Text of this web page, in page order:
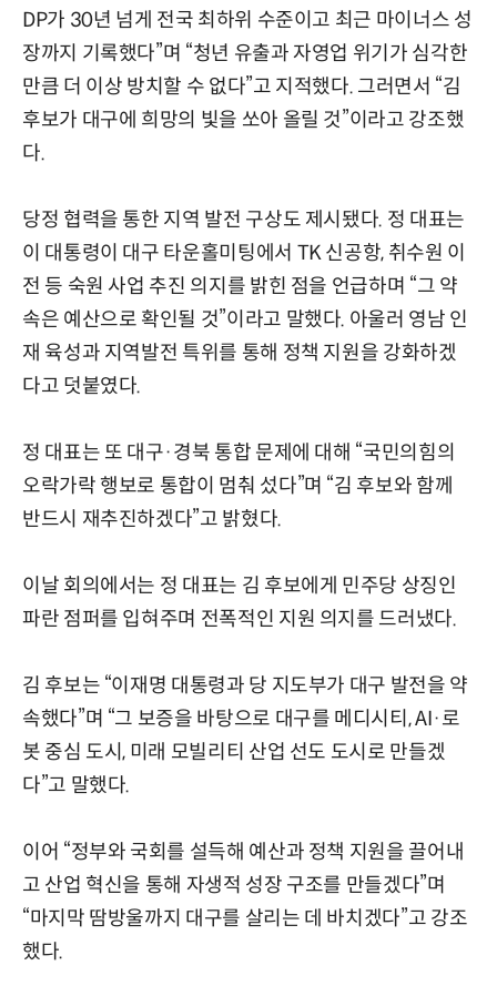
DP가 30년 넘게 전국 최하위 수준이고 최근 마이너스 성
장까지 기록했다”며 “청년 유출과 자영업 위기가 심각한
만큼 더 이상 방치할 수 없다”고 지적했다. 그러면서 “김
후보가 대구에 희망의 빛을 쏘아 올릴 것”이라고 강조했
다.
당정 협력을 통한 지역 발전 구상도 제시됐다. 정 대표는
이 대통령이 대구 타운홀미팅에서 TK 신공항, 취수원 이
전 등 숙원 사업 추진 의지를 밝힌 점을 언급하며 “그 약
속은 예산으로 확인될 것”이라고 말했다. 아울러 영남 인
재 육성과 지역발전 특위를 통해 정책 지원을 강화하겠
다고 덧붙였다.
정 대표는 또 대구·경북 통합 문제에 대해 “국민의힘의
오락가락 행보로 통합이 멈춰 섰다”며 “김 후보와 함께
반드시 재추진하겠다”고 밝혔다.
이날 회의에서는 정 대표는 김 후보에게 민주당 상징인
파란 점퍼를 입혀주며 전폭적인 지원 의지를 드러냈다.
김 후보는 “이재명 대통령과 당 지도부가 대구 발전을 약
속했다”며 “그 보증을 바탕으로 대구를 메디시티, AI·로
봇 중심 도시, 미래 모빌리티 산업 선도 도시로 만들겠
다”고 말했다.
이어 “정부와 국회를 설득해 예산과 정책 지원을 끌어내
고 산업 혁신을 통해 자생적 성장 구조를 만들겠다”며
“마지막 땀방울까지 대구를 살리는 데 바치겠다”고 강조
했다.